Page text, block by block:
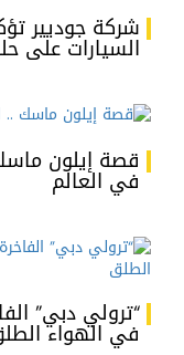
شركة جوديير
السيارات على
قصة إيلون
في العالم
“ترولي دبي”
في الهواء